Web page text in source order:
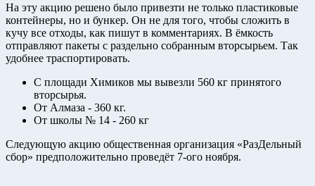
На эту акцию решено было привезти не только пластиковые
контейнеры, но и бункер. Он не для того, чтобы сложить в
кучу все отходы, как пишут в комментариях. В ёмкость
отправляют пакеты с раздельно собранным вторсырьем. Так
удобнее траспортировать.
С площади Химиков мы вывезли 560 кг принятого
вторсырья.
От Алмаза - 360 кг.
От школы № 14 - 260 кг
Следующую акцию общественная организация «РазДельный
сбор» предположительно проведёт 7-ого ноября.